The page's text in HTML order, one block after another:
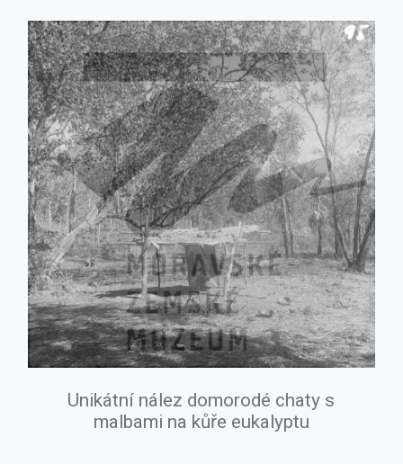
Unikátní nález domorodé chaty s
malbami na kůře eukalyptu